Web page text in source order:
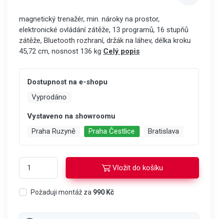
magnetický trenažér, min. nároky na prostor,
elektronické ovládání zátěže, 13 programů, 16 stupňů
zátěže, Bluetooth rozhraní, držák na láhev, délka kroku
45,72 cm, nosnost 136 kg Celý popis
Dostupnost na e-shopu
Vyprodáno
Vystaveno na showroomu
Praha Ruzyně
Praha Čestlice Bratislava
Vložit do košíku
Požaduji montáž za 990 Kč